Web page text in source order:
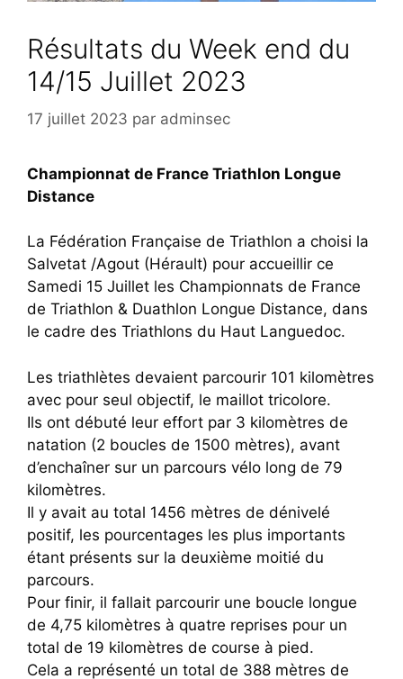
Résultats du Week end du
14/15 Juillet 2023
17 juillet 2023 par adminsec
Championnat de France Triathlon Longue
Distance
La Fédération Française de Triathlon a choisi la
Salvetat /Agout (Hérault) pour accueillir ce
Samedi 15 Juillet les Championnats de France
de Triathlon & Duathlon Longue Distance, dans
le cadre des Triathlons du Haut Languedoc.
Les triathlètes devaient parcourir 101 kilomètres
avec pour seul objectif, le maillot tricolore.
Ils ont débuté leur effort par 3 kilomètres de
natation (2 boucles de 1500 mètres), avant
d’enchaîner sur un parcours vélo long de 79
kilomètres.
Il y avait au total 1456 mètres de dénivelé
positif, les pourcentages les plus importants
étant présents sur la deuxième moitié du
parcours.
Pour finir, il fallait parcourir une boucle longue
de 4,75 kilomètres à quatre reprises pour un
total de 19 kilomètres de course à pied.
Cela a représenté un total de 388 mètres de